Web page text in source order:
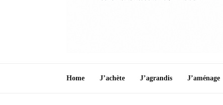
Home J’achète J’agrandis J’aménage